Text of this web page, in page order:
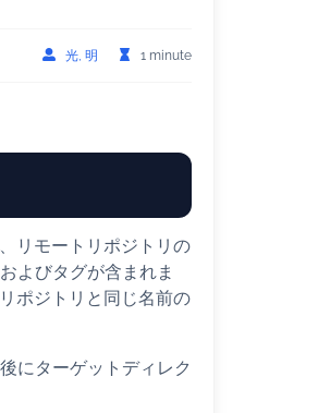
光, 明 1 minute
リモートリポジトリの
よびタグが含まれま
ポジトリと同じ名前の
にターゲットディレク